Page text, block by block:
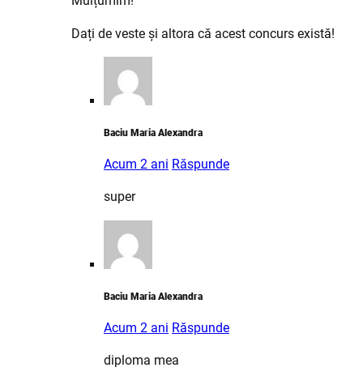
Dați de veste și altora că acest concurs există!
Baciu Maria Alexandra
Acum 2 ani Răspunde
super
Baciu Maria Alexandra
Acum 2 ani Răspunde
diploma mea